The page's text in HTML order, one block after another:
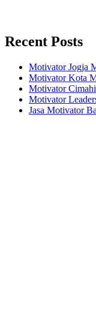
Recent Posts
Motivator Jogja
Motivator Kota
Motivator
Motivator
Jasa Motivator